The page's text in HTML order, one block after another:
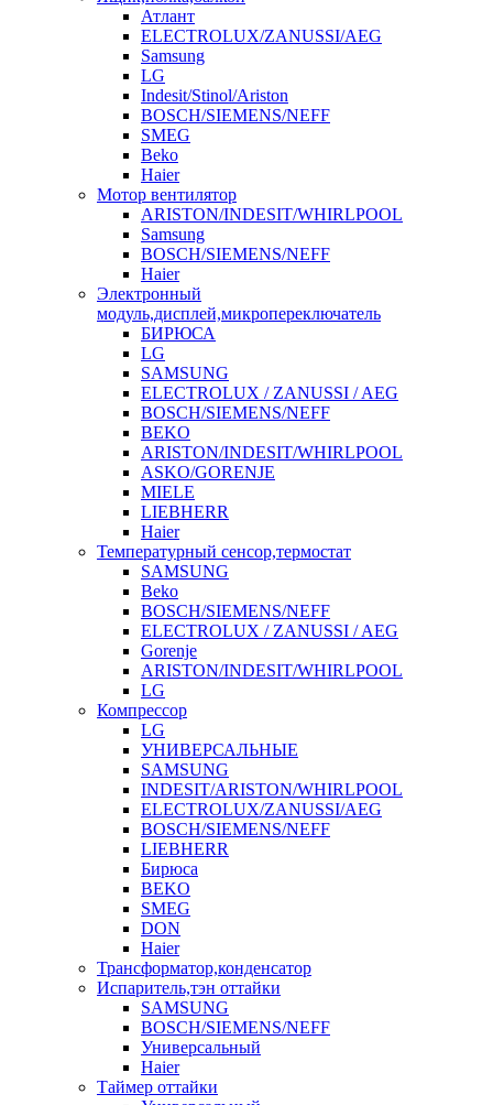
Атлант
ELECTROLUX/ZANUSSI/AEG
Samsung
LG
Indesit/Stinol/Ariston
BOSCH/SIEMENS/NEFF
SMEG
Beko
Haier
Мотор вентилятор
ARISTON/INDESIT/WHIRLPOOL
Samsung
BOSCH/SIEMENS/NEFF
Haier
Электронный
модуль,дисплей,микропереключатель
БИРЮСА
LG
SAMSUNG
ELECTROLUX / ZANUSSI / AEG
BOSCH/SIEMENS/NEFF
BEKO
ARISTON/INDESIT/WHIRLPOOL
ASKO/GORENJE
MIELE
LIEBHERR
Haier
Температурный сенсор,термостат
SAMSUNG
Beko
BOSCH/SIEMENS/NEFF
ELECTROLUX / ZANUSSI / AEG
Gorenje
ARISTON/INDESIT/WHIRLPOOL
LG
Компрессор
LG
УНИВЕРСАЛЬНЫЕ
SAMSUNG
INDESIT/ARISTON/WHIRLPOOL
ELECTROLUX/ZANUSSI/AEG
BOSCH/SIEMENS/NEFF
LIEBHERR
Бирюса
BEKO
SMEG
DON
Haier
Трансформатор,конденсатор
Испаритель,тэн оттайки
SAMSUNG
BOSCH/SIEMENS/NEFF
Универсальный
Haier
Таймер оттайки